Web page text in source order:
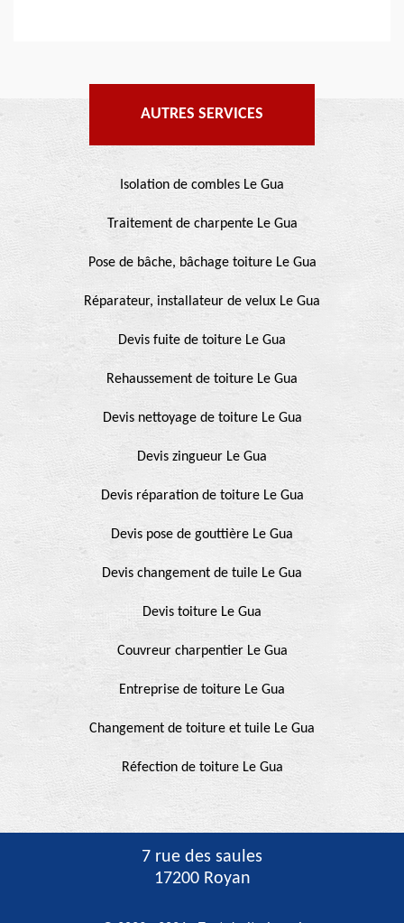
AUTRES SERVICES
Isolation de combles Le Gua
Traitement de charpente Le Gua
Pose de bâche, bâchage toiture Le Gua
Réparateur, installateur de velux Le Gua
Devis fuite de toiture Le Gua
Rehaussement de toiture Le Gua
Devis nettoyage de toiture Le Gua
Devis zingueur Le Gua
Devis réparation de toiture Le Gua
Devis pose de gouttière Le Gua
Devis changement de tuile Le Gua
Devis toiture Le Gua
Couvreur charpentier Le Gua
Entreprise de toiture Le Gua
Changement de toiture et tuile Le Gua
Réfection de toiture Le Gua
7 rue des saules
17200 Royan